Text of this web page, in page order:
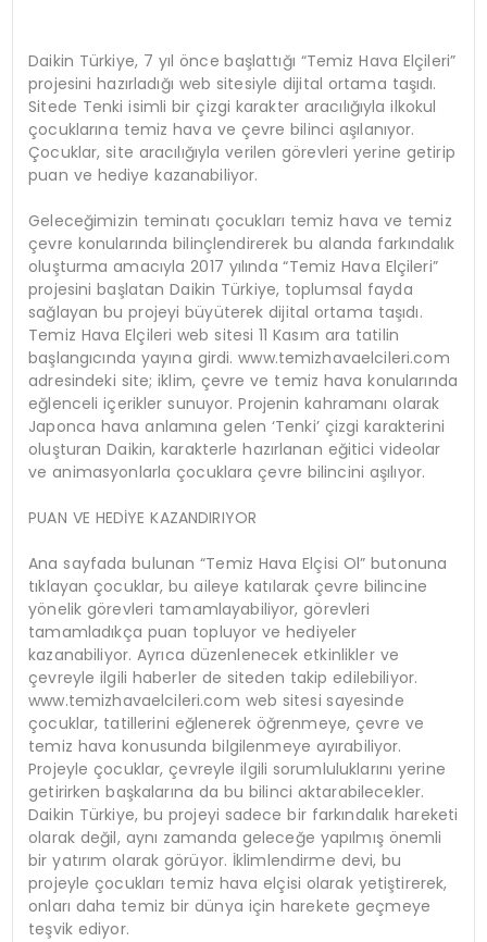
Daikin Türkiye, 7 yıl önce başlattığı “Temiz Hava Elçileri”
projesini hazırladığı web sitesiyle dijital ortama taşıdı.
Sitede Tenki isimli bir çizgi karakter aracılığıyla ilkokul
çocuklarına temiz hava ve çevre bilinci aşılanıyor.
Çocuklar, site aracılığıyla verilen görevleri yerine getirip
puan ve hediye kazanabiliyor.
Geleceğimizin teminatı çocukları temiz hava ve temiz
çevre konularında bilinçlendirerek bu alanda farkındalık
oluşturma amacıyla 2017 yılında “Temiz Hava Elçileri”
projesini başlatan Daikin Türkiye, toplumsal fayda
sağlayan bu projeyi büyüterek dijital ortama taşıdı.
Temiz Hava Elçileri web sitesi 11 Kasım ara tatilin
başlangıcında yayına girdi. www.temizhavaelcileri.com
adresindeki site; iklim, çevre ve temiz hava konularında
eğlenceli içerikler sunuyor. Projenin kahramanı olarak
Japonca hava anlamına gelen ‘Tenki’ çizgi karakterini
oluşturan Daikin, karakterle hazırlanan eğitici videolar
ve animasyonlarla çocuklara çevre bilincini aşılıyor.
PUAN VE HEDİYE KAZANDIRIYOR
Ana sayfada bulunan “Temiz Hava Elçisi Ol” butonuna
tıklayan çocuklar, bu aileye katılarak çevre bilincine
yönelik görevleri tamamlayabiliyor, görevleri
tamamladıkça puan topluyor ve hediyeler
kazanabiliyor. Ayrıca düzenlenecek etkinlikler ve
çevreyle ilgili haberler de siteden takip edilebiliyor.
www.temizhavaelcileri.com web sitesi sayesinde
çocuklar, tatillerini eğlenerek öğrenmeye, çevre ve
temiz hava konusunda bilgilenmeye ayırabiliyor.
Projeyle çocuklar, çevreyle ilgili sorumluluklarını yerine
getirirken başkalarına da bu bilinci aktarabilecekler.
Daikin Türkiye, bu projeyi sadece bir farkındalık hareketi
olarak değil, aynı zamanda geleceğe yapılmış önemli
bir yatırım olarak görüyor. İklimlendirme devi, bu
projeyle çocukları temiz hava elçisi olarak yetiştirerek,
onları daha temiz bir dünya için harekete geçmeye
teşvik ediyor.